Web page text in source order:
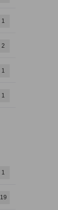
1
2
1
1
1
19